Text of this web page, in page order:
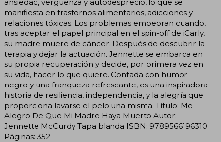
ansiedad, vergüenza y autodesprecio, lo que se
manifiesta en trastornos alimentarios, adicciones y
relaciones tóxicas. Los problemas empeoran cuando,
tras aceptar el papel principal en el spin-off de iCarly,
su madre muere de cáncer. Después de descubrir la
terapia y dejar la actuación, Jennette se embarca en
su propia recuperación y decide, por primera vez en
su vida, hacer lo que quiere. Contada con humor
negro y una franqueza refrescante, es una inspiradora
historia de resiliencia, independencia, y la alegría que
proporciona lavarse el pelo una misma. Título: Me
Alegro De Que Mi Madre Haya Muerto Autor:
Jennette McCurdy Tapa blanda ISBN: 9789566196310
Páginas: 352